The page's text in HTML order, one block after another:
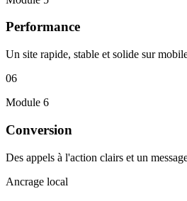
Performance
Un site rapide, stable et solide sur
06
Module 6
Conversion
Des appels à l'action clairs et un
Ancrage local